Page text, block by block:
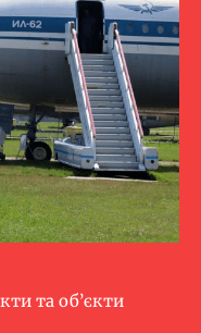
та об’єкти